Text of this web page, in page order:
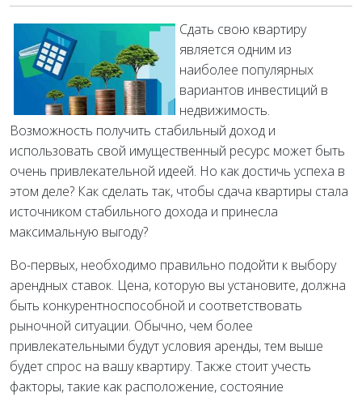
Сдать свою квартиру
является одним из
наиболее популярных
вариантов инвестиций в
недвижимость.
Возможность получить стабильный доход и
использовать свой имущественный ресурс может быть
очень привлекательной идеей. Но как достичь успеха в
этом деле? Как сделать так, чтобы сдача квартиры стала
источником стабильного дохода и принесла
максимальную выгоду?
Во-первых, необходимо правильно подойти к выбору
арендных ставок. Цена, которую вы установите, должна
быть конкурентноспособной и соответствовать
рыночной ситуации. Обычно, чем более
привлекательными будут условия аренды, тем выше
будет спрос на вашу квартиру. Также стоит учесть
факторы, такие как расположение, состояние